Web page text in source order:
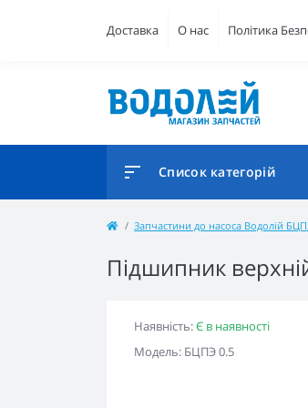
Доставка О нас Політика
Список категорій
Запчастини до насоса Водолій
Підшипник
Наявність:Є в наявності
Модель: БЦПЭ 0.5